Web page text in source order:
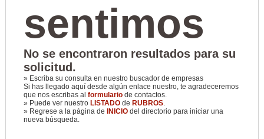
sentimos
No se encontraron resultados para su
solicitud.
» Escriba su consulta en nuestro buscador de empresas
Si has llegado aquí desde algún enlace nuestro, te agradeceremos
que nos escribas alformulario de contactos.
» Puede ver nuestro LISTADO de RUBROS.
» Regrese a la página de
INICIO del directorio para iniciar una
nueva búsqueda.